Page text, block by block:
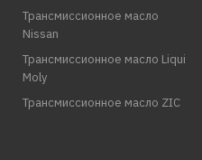
Трансмиссионное масло
Nissan
Трансмиссионное масло Liqui
Moly
Трансмиссионное масло ZIC